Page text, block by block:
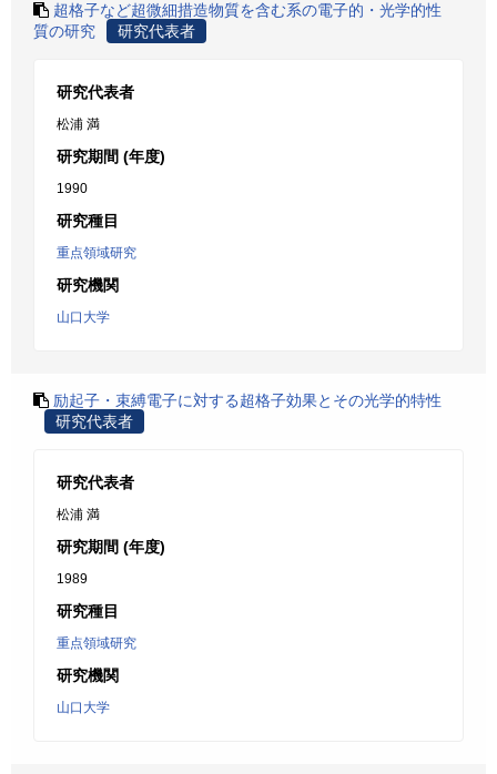
超格子など超微細措造物質を含む系の電子的・光学的性
質の研究
研究代表者
研究代表者
松浦 満
研究期間 (年度)
1990
研究種目
重点領域研究
研究機関
山口大学
励起子・束縛電子に対する超格子効果とその光学的特性
研究代表者
研究代表者
松浦 満
研究期間 (年度)
1989
研究種目
重点領域研究
研究機関
山口大学